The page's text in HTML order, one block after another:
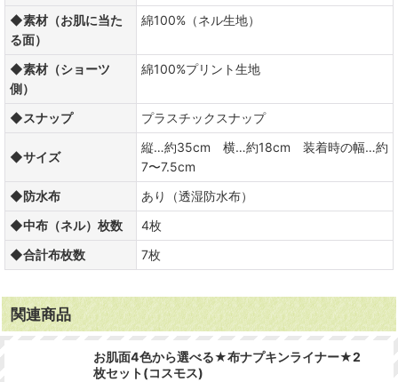
◆素材（お肌に当た
る面）
綿100%（ネル生地）
◆素材（ショーツ
側）
綿100%プリント生地
◆スナップ プラスチックスナップ
◆サイズ
縦…約35cm 横…約18cm 装着時の幅…約
7〜7.5cm
◆防水布
あり（透湿防水布）
◆中布（ネル）枚数
4枚
◆合計布枚数
7枚
関連商品
お肌面4色から選べる★布ナプキンライナー★2
枚セット(コスモス)